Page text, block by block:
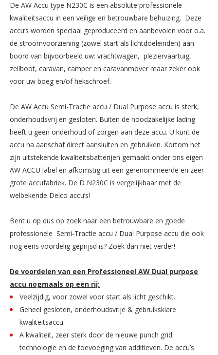
De AW Accu type N230C is een absolute professionele
kwaliteitsaccu in een veilige en betrouwbare behuizing. Deze
accu’s worden speciaal geproduceerd en aanbevolen voor o.a.
de stroomvoorziening (zowel start als lichtdoeleinden) aan
boord van bijvoorbeeld uw: vrachtwagen, pleziervaartuig,
zeilboot, caravan, camper en caravanmover maar zeker ook
voor uw boeg en/of hekschroef.
De AW Accu Semi-Tractie accu / Dual Purpose accu is sterk,
onderhoudsvrij en gesloten. Buiten de noodzakelijke lading
heeft u geen onderhoud of zorgen aan deze accu. U kunt de
accu na aanschaf direct aansluiten en gebruiken. Kortom het
zijn uitstekende kwaliteitsbatterijen gemaakt onder ons eigen
AW ACCU label en afkomstig uit een gerenommeerde en zeer
grote accufabriek. De D N230C is vergelijkbaar met de
welbekende Delco accu’s!
Bent u op dus op zoek naar een betrouwbare en goede
professionele Semi-Tractie accu / Dual Purpose accu die ook
nog eens voordelig geprijsd is? Zoek dan niet verder!
De voordelen van een Professioneel AW Dual purpose
accu nogmaals op een rij:
Veelzijdig, voor zowel voor start als licht geschikt.
Geheel gesloten, onderhoudsvrije & gebruiksklare
kwaliteitsaccu.
A kwaliteit, zeer sterk door de nieuwe punch grid
technologie en de toevoeging van additieven. De accu’s